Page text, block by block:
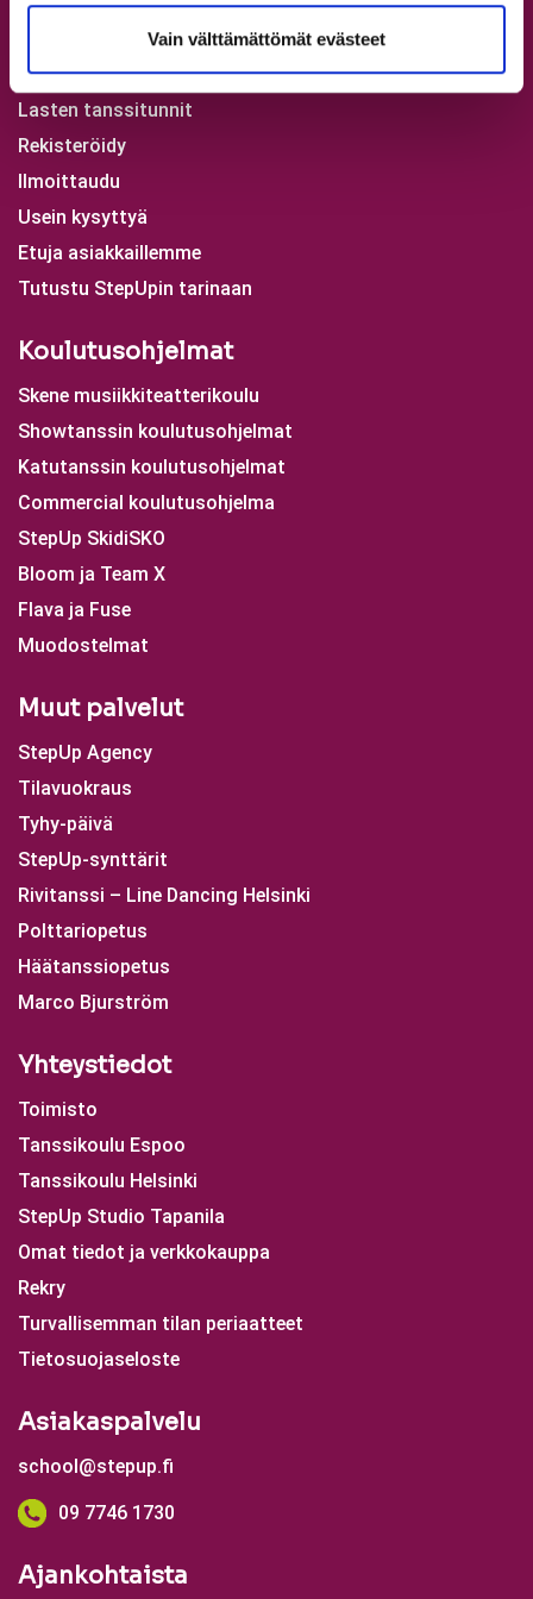
Vain välttämättömät evästeet
Aikuisten tanssitunnit
Nuorten tanssitunnit
Lasten tanssitunnit
Rekisteröidy
Ilmoittaudu
Usein kysyttyä
Etuja asiakkaillemme
Tutustu StepUpin tarinaan
Koulutusohjelmat
Skene musiikkiteatterikoulu
Showtanssin koulutusohjelmat
Katutanssin koulutusohjelmat
Commercial koulutusohjelma
StepUp SkidiSKO
Bloom ja Team X
Flava ja Fuse
Muodostelmat
Muut palvelut
StepUp Agency
Tilavuokraus
Tyhy-päivä
StepUp-synttärit
Rivitanssi – Line Dancing Helsinki
Polttariopetus
Häätanssiopetus
Marco Bjurström
Yhteystiedot
Toimisto
Tanssikoulu Espoo
Tanssikoulu Helsinki
StepUp Studio Tapanila
Omat tiedot ja verkkokauppa
Rekry
Turvallisemman tilan periaatteet
Tietosuojaseloste
Asiakaspalvelu
school@stepup.fi
09 7746 1730
Ajankohtaista